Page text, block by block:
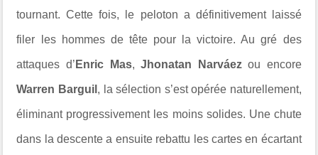
tournant. Cette fois, le peloton a définitivement laissé
filer les hommes de tête pour la victoire. Au gré des
attaques d’ Enric Mas,Jhonatan Narváezou encore
Warren Barguil , la sélection s’est opérée naturellement,
éliminant progressivement les moins solides. Une chute
dans la descente a ensuite rebattu les cartes en écartant